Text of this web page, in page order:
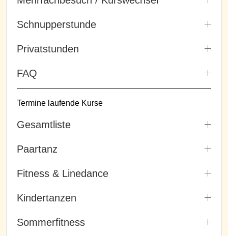
Schnupperstunde
Privatstunden
FAQ
Termine laufende Kurse
Gesamtliste
Paartanz
Fitness & Linedance
Kindertanzen
Sommerfitness